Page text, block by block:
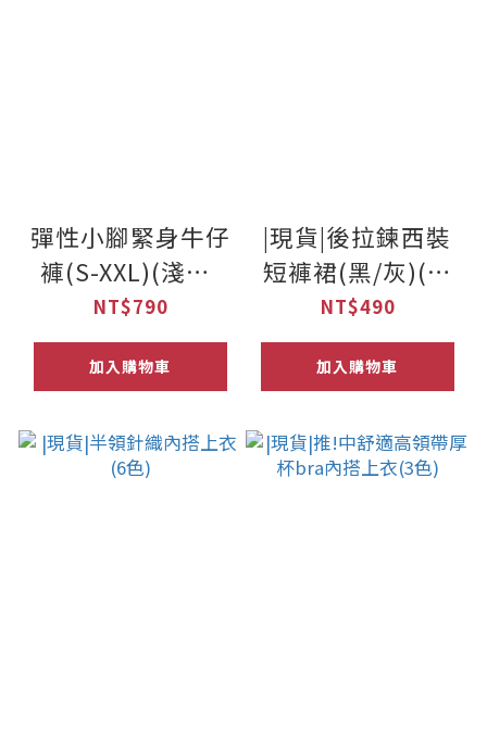
彈性小腳緊身牛仔
褲(S-XXL)(淺藍/
灰)
NT$790
加入購物車
|現貨|後拉鍊西裝
短褲裙(黑/灰)(S-
L)
NT$490
加入購物車